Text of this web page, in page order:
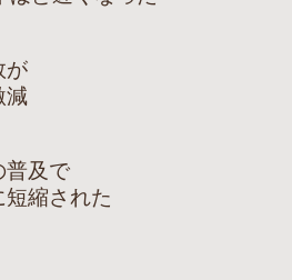
が
減
普及で
縮された